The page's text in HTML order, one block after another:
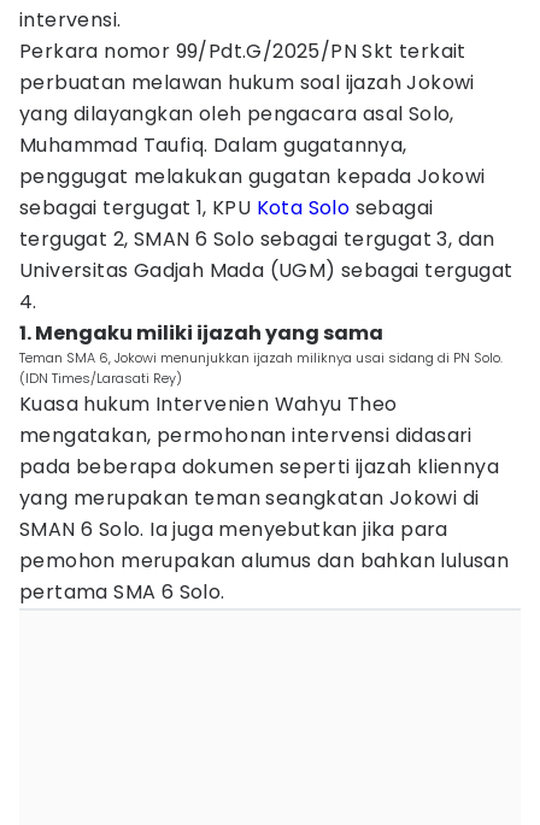
intervensi.
Perkara nomor 99/Pdt.G/2025/PN Skt terkait
perbuatan melawan hukum soal ijazah Jokowi
yang dilayangkan oleh pengacara asal Solo,
Muhammad Taufiq. Dalam gugatannya,
penggugat melakukan gugatan kepada Jokowi
sebagai tergugat 1, KPU Kota Solo sebagai
tergugat 2, SMAN 6 Solo sebagai tergugat 3, dan
Universitas Gadjah Mada (UGM) sebagai tergugat
4.
1. Mengaku miliki ijazah yang sama
Teman SMA 6, Jokowi menunjukkan ijazah miliknya usai sidang di PN Solo.
(IDN Times/Larasati Rey)
Kuasa hukum Intervenien Wahyu Theo
mengatakan, permohonan intervensi didasari
pada beberapa dokumen seperti ijazah kliennya
yang merupakan teman seangkatan Jokowi di
SMAN 6 Solo. Ia juga menyebutkan jika para
pemohon merupakan alumus dan bahkan lulusan
pertama SMA 6 Solo.